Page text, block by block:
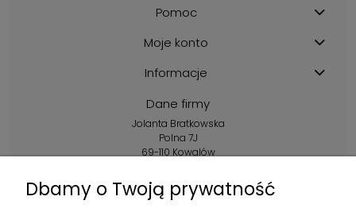
Pomoc
Moje konto
Informacje
Dane firmy
Jolanta Bratkowska
Polna 7J
69-110 Kowalów
+48 602 356 983
Dbamy o Twoją prywatność